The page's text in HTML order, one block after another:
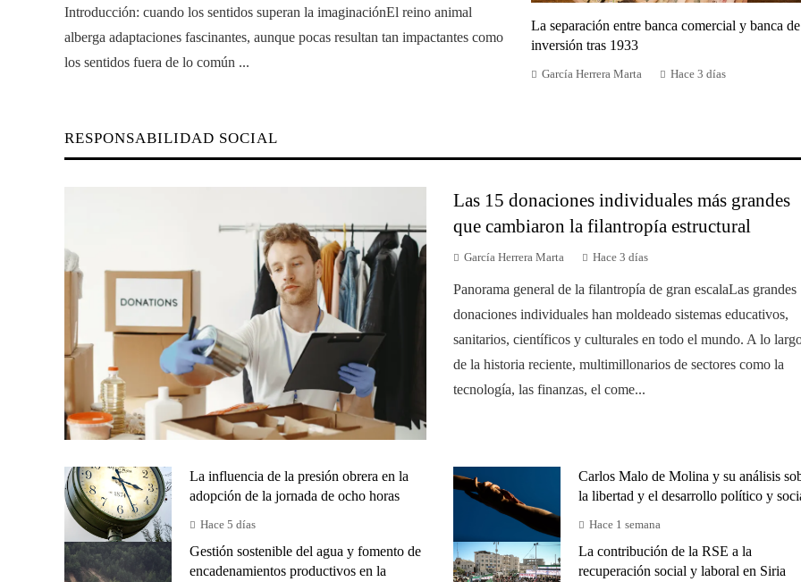
Introducción: cuando los sentidos superan la imaginaciónEl reino animal
alberga adaptaciones fascinantes, aunque pocas resultan tan impactantes como
los sentidos fuera de lo común ...
La separación entre banca comercial y banca de
inversión tras 1933
García Herrera Marta Hace 3 días
RESPONSABILIDAD SOCIAL
Las 15 donaciones individuales más grandes
que cambiaron la filantropía estructural
García Herrera Marta Hace 3 días
Panorama general de la filantropía de gran escalaLas grandes
donaciones individuales han moldeado sistemas educativos,
sanitarios, científicos y culturales en todo el mundo. A lo
de la historia reciente, multimillonarios de sectores como la
tecnología, las finanzas, el come...
La influencia de la presión obrera en la
adopción de la jornada de ocho horas
Hace 5 días
Carlos Malo de Molina y su análisis
la libertad y el desarrollo político y
Hace 1 semana
Gestión sostenible del agua y fomento de
encadenamientos productivos en la
La contribución de la RSE a la
recuperación social y laboral en Siria